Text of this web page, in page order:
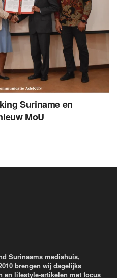
Suriname en
MoU
Surinaams mediahuis,
brengen wij dagelijks
en lifestyle-artikelen met focus